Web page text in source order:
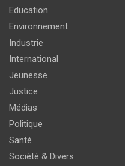
Education
Environnement
Industrie
International
Jeunesse
Justice
Médias
Politique
Santé
Société & Divers